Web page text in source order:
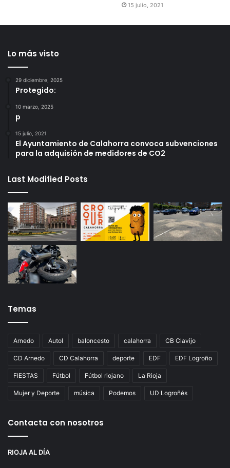
15 julio, 2021
Lo más visto
29 diciembre, 2025
Protegido:
10 marzo, 2025
p
15 julio, 2021
El Ayuntamiento de Calahorra convoca subvenciones
para la adquisión de medidores de CO2
Last Modified Posts
Temas
Arnedo Autol baloncesto calahorra CB Clavijo
CD Arnedo CD Calahorra deporte EDF EDF Logroño
FIESTAS Fútbol Fútbol riojano La Rioja
Mujer y Deporte música Podemos UD Logroñés
Contacta con nosotros
RIOJA AL DÍA